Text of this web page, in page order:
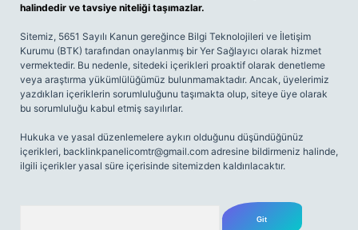
halindedir ve tavsiye niteliği taşımazlar.
Sitemiz, 5651 Sayılı Kanun gereğince Bilgi Teknolojileri ve İletişim
Kurumu (BTK) tarafından onaylanmış bir Yer Sağlayıcı olarak hizmet
vermektedir. Bu nedenle, sitedeki içerikleri proaktif olarak denetleme
veya araştırma yükümlülüğümüz bulunmamaktadır. Ancak, üyelerimiz
yazdıkları içeriklerin sorumluluğunu taşımakta olup, siteye üye olarak
bu sorumluluğu kabul etmiş sayılırlar.
Hukuka ve yasal düzenlemelere aykırı olduğunu düşündüğünüz
içerikleri, backlinkpanelicomtr@gmail.com adresine bildirmeniz halinde,
ilgili içerikler yasal süre içerisinde sitemizden kaldırılacaktır.